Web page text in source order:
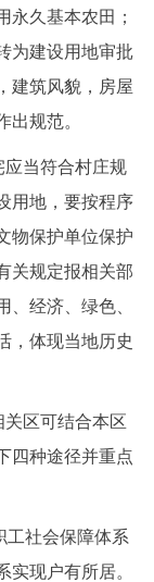
日本語
РУССКИЙ ЯЗЫК
PORTUGUÊS
永久基本农田；
为建设用地审批
建筑风貌，房屋
出规范。
当符合村庄规
用地，要按程序
物保护单位保护
关规定报相关部
、经济、绿色、
，体现当地历史
区可结合本区
四种途径并重点
社会保障体系
实现户有所居。